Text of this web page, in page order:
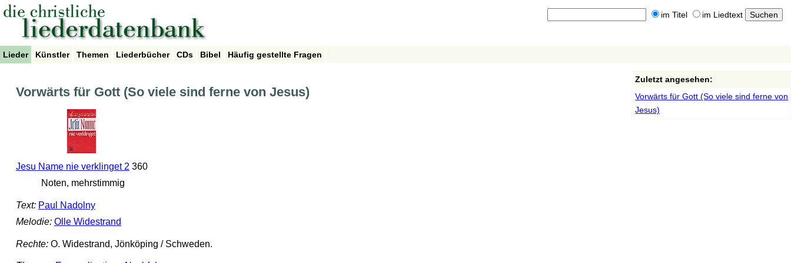
im Titel im Liedtext
Lieder Künstler Themen Liederbücher CDs Bibel Häufig gestellte Fragen
Vorwärts für Gott (So viele sind ferne von Jesus)
Jesu Name nie verklinget 2360
Noten, mehrstimmig
Text: Paul Nadolny
Melodie: Olle Widestrand
Rechte:O. Widestrand, Jönköping / Schweden.
Zuletzt angesehen:
Vorwärts für Gott (So viele sind ferne von
Jesus)